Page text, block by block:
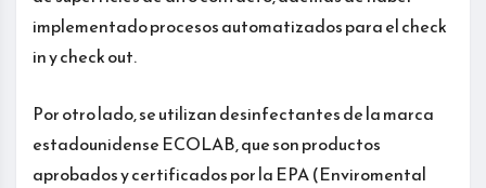
implementado procesos automatizados para el check
in y check out.
Por otro lado, se utilizan desinfectantes de la marca
estadounidense ECOLAB, que son productos
aprobados y certificados por la EPA (Enviromental